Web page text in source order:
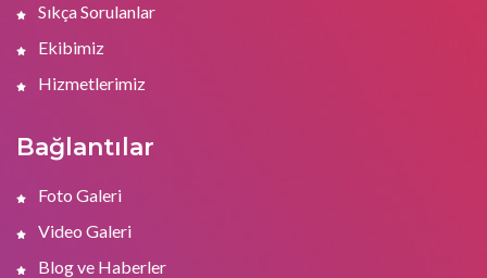
Sıkça Sorulanlar
Ekibimiz
Hizmetlerimiz
Bağlantılar
Foto Galeri
Video Galeri
Blog ve Haberler